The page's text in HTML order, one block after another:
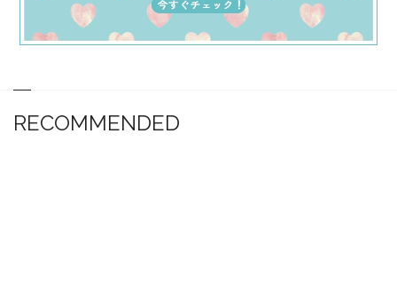
RECOMMENDED